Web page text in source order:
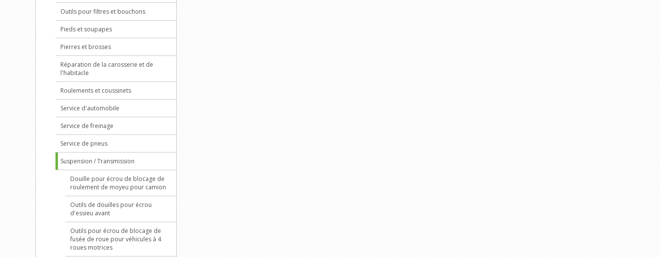
Outils pour filtres et bouchons
Pieds et soupapes
Pierres et brosses
Réparation de la carosserie et de
l'habitacle
Roulements et coussinets
Service d'automobile
Service de freinage
Service de pneus
Suspension / Transmission
Douille pour écrou de blocage de
roulement de moyeu pour camion
Outils de douilles pour écrou
d'essieu avant
Outils pour écrou de blocage de
fusée de roue pour véhicules à 4
roues motrices